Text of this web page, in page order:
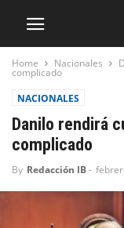
Home Nacionales
complicado
NACIONALES
Danilo rendirá
complicado
By Redacción IB-